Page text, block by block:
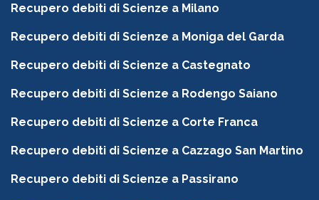
Recupero debiti di Scienze a Milano
Recupero debiti di Scienze a Moniga del Garda
Recupero debiti di Scienze a Castegnato
Recupero debiti di Scienze a Rodengo Saiano
Recupero debiti di Scienze a Corte Franca
Recupero debiti di Scienze a Cazzago San Martino
Recupero debiti di Scienze a Passirano